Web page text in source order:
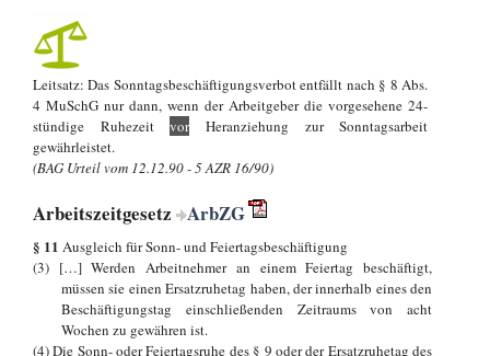
Leitsatz: Das Sonntagsbeschäftigungsverbot entfällt nach § 8 Abs.
4 MuSchG nur dann, wenn der Arbeitgeber die vorgesehene 24-
stündige Ruhezeitvor Heranziehung zur Sonntagsarbeit
gewährleistet.
(BAG Urteil vom 12.12.90 - 5 AZR 16/90)
Arbeitszeitgesetz ArbZG
§ 11 Ausgleich für Sonn- und Feiertagsbeschäftigung
(3) […] Werden Arbeitnehmer an einem Feiertag beschäftigt,
müssen sie einen Ersatzruhetag haben, der innerhalb eines den
Beschäftigungstag einschließenden Zeitraums von acht
Wochen zu gewähren ist.
(4) Die Sonn- oder Feiertagsruhe des § 9 oder der Ersatzruhetag des